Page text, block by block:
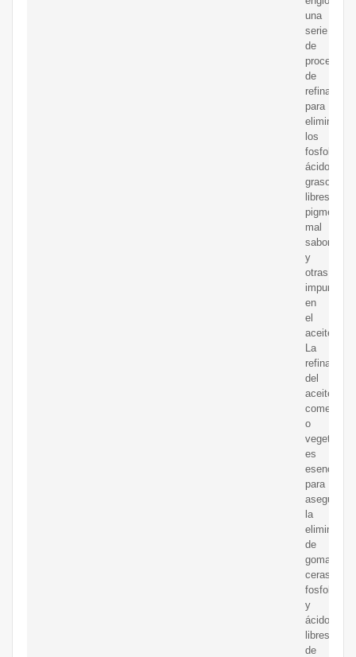
una
serie
de
procesos
de
refinación
para
eliminar
los
ácidos
grasos
libres,
pigmentos,
mal
sabor
y
otras
impurezas
en
el
aceite.
La
refinación
del
aceite
comestible
o
vegetal
es
esencial
para
asegurar
la
eliminación
de
gomas,
ceras,
y
ácidos
libres
de